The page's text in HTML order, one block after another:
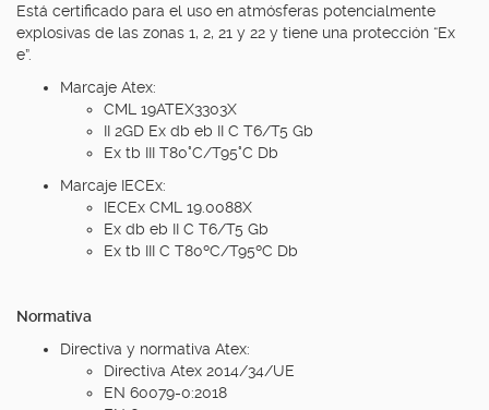
Está certificado para el uso en atmósferas potencialmente
explosivas de las zonas 1, 2, 21 y 22 y tiene una protección “Ex
e”.
Marcaje Atex:
CML 19ATEX3303X
II 2GD Ex db eb II C T6/T5 Gb
Ex tb III T80°C/T95°C Db
Marcaje IECEx:
IECEx CML 19.0088X
Ex db eb II C T6/T5 Gb
Ex tb III C T80ºC/T95ºC Db
Normativa
Directiva y normativa Atex:
Directiva Atex 2014/34/UE
EN 60079-0:2018